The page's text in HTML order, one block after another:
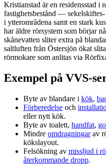
Kristianstad är en residensstad i
fastighetsbestånd —
i ytterområdena samt en stark
har äldre rörsystem som börjar
skånevatten sliter extra på
saltluften från Östersjön ökat
rörmokare som anlitas via
Exempel på
Byte av blandare i kök,
Förberedelse och
eller nytt kök.
Byte av toalett, handfat,
Mindre omdragningarav
kökslayout.
Felsökning av missljud i
återkommande dropp.